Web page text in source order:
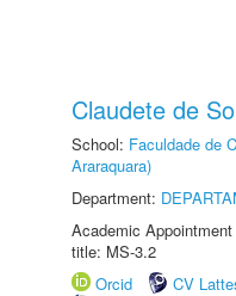
Claudete de
School: Faculdade de
Araraquara)
Department:
Academic
title: MS-3.2
Orcid
CV